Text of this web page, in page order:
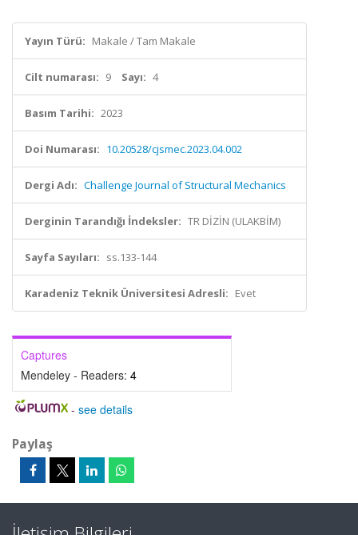
Yayın Türü: Makale / Tam Makale
Cilt numarası: 9 Sayı: 4
Basım Tarihi: 2023
Doi Numarası: 10.20528/cjsmec.2023.04.002
Dergi Adı: Challenge Journal of Structural Mechanics
Derginin Tarandığı İndeksler: TR DİZİN (ULAKBİM)
Sayfa Sayıları: ss.133-144
Karadeniz Teknik Üniversitesi Adresli: Evet
Captures
Mendeley - Readers: 4
- see details
Paylaş